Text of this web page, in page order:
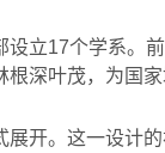
立17个学系。
深叶茂，为国家
展开。这一设计